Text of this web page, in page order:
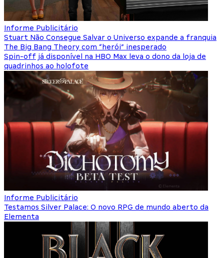
Informe Publicitário
Stuart Não Consegue Salvar o Universo expande a franquia
The Big Bang Theory com “herói” inesperado
Spin-off já disponível na HBO Max leva o dono da loja de
quadrinhos ao holofote
Informe Publicitário
Testamos Silver Palace: O novo RPG de mundo aberto da
Elementa